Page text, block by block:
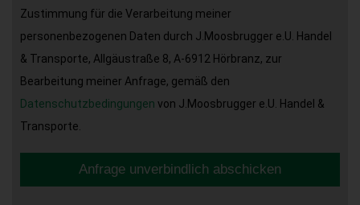
Zustimmung für die Verarbeitung meiner
personenbezogenen Daten durch J.Moosbrugger e.U. Handel
& Transporte, Allgäustraße 8, A-6912 Hörbranz, zur
Bearbeitung meiner Anfrage, gemäß den
Datenschutzbedingungen von J.Moosbrugger e.U. Handel &
Transporte.
Anfrage unverbindlich abschicken